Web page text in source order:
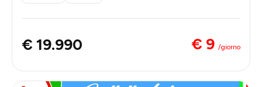
€ 19.990 € 9 /giorno